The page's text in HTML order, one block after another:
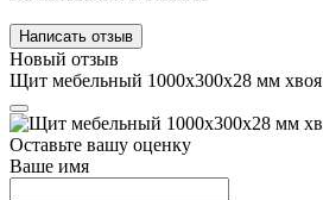
Написать отзыв
Новый отзыв
Щит мебельный 1000х300х28 мм хвоя
Оставьте вашу оценку
Ваше имя